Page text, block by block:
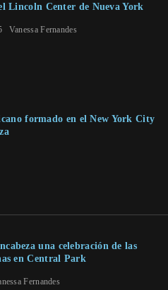
Lincoln Center de Nueva York
Vanessa Fernandes
formado en el New York City
una celebración de las
en Central Park
Fernandes